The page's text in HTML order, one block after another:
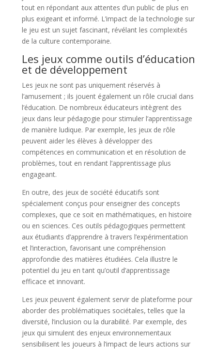
tout en répondant aux attentes d’un public de plus en
plus exigeant et informé. L’impact de la technologie sur
le jeu est un sujet fascinant, révélant les complexités
de la culture contemporaine.
Les jeux comme outils d’éducation
et de développement
Les jeux ne sont pas uniquement réservés à
l’amusement ; ils jouent également un rôle crucial dans
l’éducation. De nombreux éducateurs intègrent des
jeux dans leur pédagogie pour stimuler l’apprentissage
de manière ludique. Par exemple, les jeux de rôle
peuvent aider les élèves à développer des
compétences en communication et en résolution de
problèmes, tout en rendant l’apprentissage plus
engageant.
En outre, des jeux de société éducatifs sont
spécialement conçus pour enseigner des concepts
complexes, que ce soit en mathématiques, en histoire
ou en sciences. Ces outils pédagogiques permettent
aux étudiants d’apprendre à travers l’expérimentation
et l’interaction, favorisant une compréhension
approfondie des matières étudiées. Cela illustre le
potentiel du jeu en tant qu’outil d’apprentissage
efficace et innovant.
Les jeux peuvent également servir de plateforme pour
aborder des problématiques sociétales, telles que la
diversité, l’inclusion ou la durabilité. Par exemple, des
jeux qui simulent des enjeux environnementaux
sensibilisent les joueurs à l’impact de leurs actions sur